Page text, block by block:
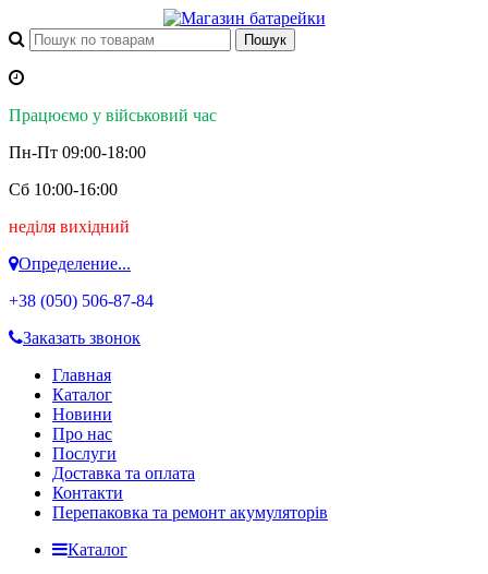
Працюємо у військовий час
Пн-Пт 09:00-18:00
Сб 10:00-16:00
неділя вихідний
Определение...
+38 (050) 506-87-84
Заказать звонок
Главная
Каталог
Новини
Про нас
Послуги
Доставка та оплата
Контакти
Перепаковка та ремонт акумуляторів
Каталог